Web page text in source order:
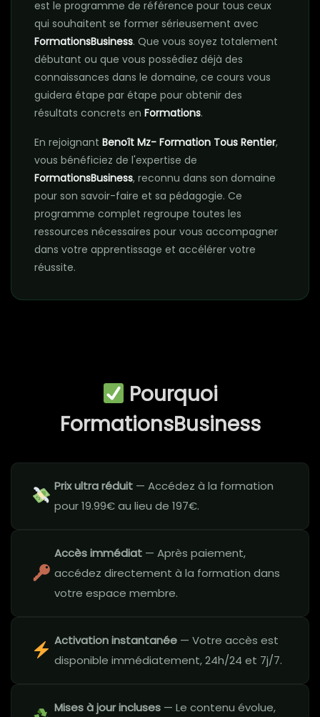
est le programme de référence pour tous ceux
qui souhaitent se former sérieusement avec
FormationsBusiness. Que vous soyez totalement
débutant ou que vous possédiez déjà des
connaissances dans le domaine, ce cours vous
guidera étape par étape pour obtenir des
résultats concrets en Formations.
En rejoignant Benoît Mz- Formation Tous Rentier,
vous bénéficiez de l'expertise de
FormationsBusiness, reconnu dans son domaine
pour son savoir-faire et sa pédagogie. Ce
programme complet regroupe toutes les
ressources nécessaires pour vous accompagner
dans votre apprentissage et accélérer votre
réussite.
Pourquoi
FormationsBusiness
Prix ultra réduit — Accédez à la formation
pour 19.99€ au lieu de 197€.
Accès immédiat — Après paiement,
accédez directement à la formation dans
votre espace membre.
Activation instantanée — Votre accès est
disponible immédiatement, 24h/24 et 7j/7.
Mises à jour incluses — Le contenu évolue,